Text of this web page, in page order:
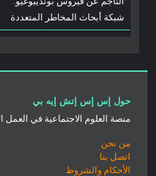
شبكة أبحاث المخاطر المتعددة
حول إس إس إتش إيه بي
منصة العلوم الاجتماعية في
من نحن
اتصل بنا
الأحكام والشروط